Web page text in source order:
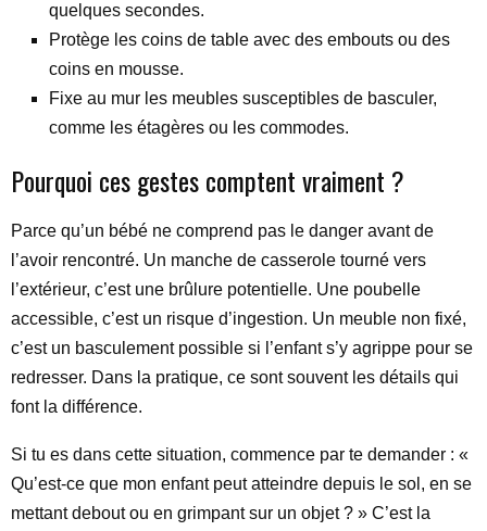
quelques secondes.
Protège les coins de table avec des embouts ou des
coins en mousse.
Fixe au mur les meubles susceptibles de basculer,
comme les étagères ou les commodes.
Pourquoi ces gestes comptent vraiment ?
Parce qu’un bébé ne comprend pas le danger avant de
l’avoir rencontré. Un manche de casserole tourné vers
l’extérieur, c’est une brûlure potentielle. Une poubelle
accessible, c’est un risque d’ingestion. Un meuble non fixé,
c’est un basculement possible si l’enfant s’y agrippe pour se
redresser. Dans la pratique, ce sont souvent les détails qui
font la différence.
Si tu es dans cette situation, commence par te demander : «
Qu’est-ce que mon enfant peut atteindre depuis le sol, en se
mettant debout ou en grimpant sur un objet ? » C’est la